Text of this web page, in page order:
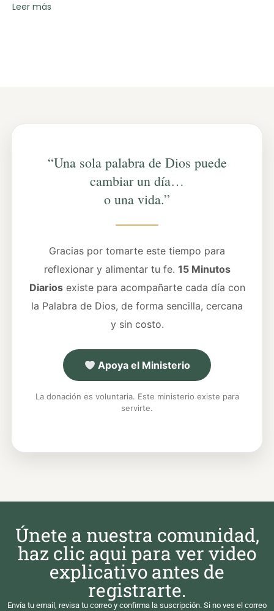
Leer más
“Una sola palabra de Dios puede
cambiar un día…
o una vida.”
Gracias por tomarte este tiempo para
reflexionar y alimentar tu fe. 15 Minutos
Diariosexiste para acompañarte cada día con
la Palabra de Dios, de forma sencilla, cercana
y sin costo.
Apoya el Ministerio
La donación es voluntaria. Este ministerio existe para
servirte.
Únete a nuestra comunidad,
haz clic aqui para ver video
explicativo antes de
registrarte.
Envía tu email, revisa tu correo y confirma la suscripción. Si no ves el correo